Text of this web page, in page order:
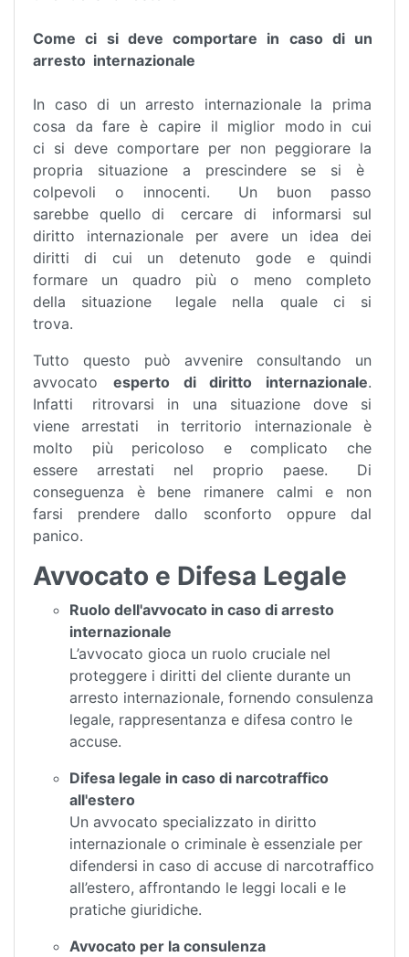
Come ci si deve comportare in caso di un
arresto internazionale
In caso di un arresto internazionale la prima
cosa da fare è capire il miglior modo in cui
ci si deve comportare per non peggiorare la
propria situazione a prescindere se si è
colpevoli o innocenti. Un buon passo
sarebbe quello di cercare di informarsi sul
diritto internazionale per avere un idea dei
diritti di cui un detenuto gode e quindi
formare un quadro più o meno completo
della situazione legale nella quale ci si
trova.
Tutto questo può avvenire consultando un
avvocato esperto di diritto internazionale.
Infatti ritrovarsi in una situazione dove si
viene arrestati in territorio internazionale è
molto più pericoloso e complicato che
essere arrestati nel proprio paese. Di
conseguenza è bene rimanere calmi e non
farsi prendere dallo sconforto oppure dal
panico.
Avvocato e Difesa Legale
Ruolo dell'avvocato in caso di arresto
internazionale
L’avvocato gioca un ruolo cruciale nel
proteggere i diritti del cliente durante un
arresto internazionale, fornendo consulenza
legale, rappresentanza e difesa contro le
accuse.
Difesa legale in caso di narcotraffico
all'estero
Un avvocato specializzato in diritto
internazionale o criminale è essenziale per
difendersi in caso di accuse di narcotraffico
all’estero, affrontando le leggi locali e le
pratiche giuridiche.
Avvocato per la consulenza